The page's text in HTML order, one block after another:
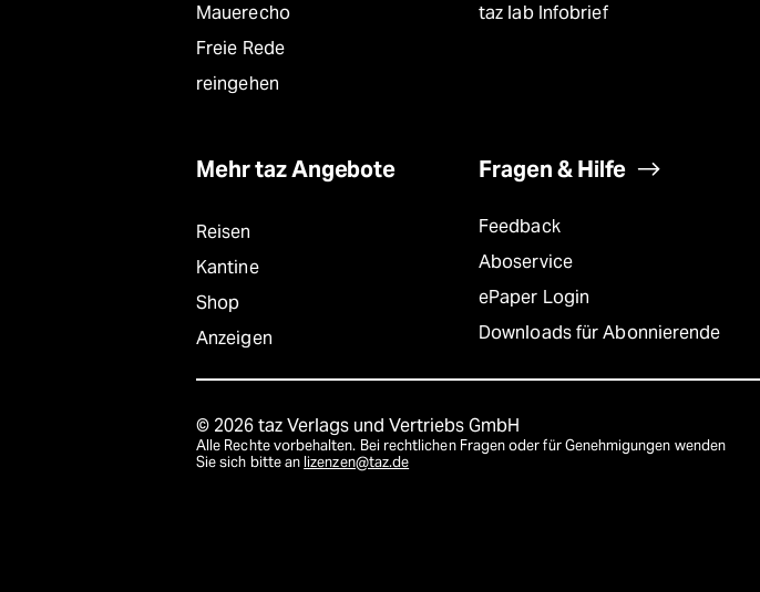
Mauerecho
Freie Rede
reingehen
taz lab Infobrief
Mehr taz Angebote
Reisen
Kantine
Shop
Anzeigen
Fragen & Hilfe
Feedback
Aboservice
ePaper Login
Downloads für Abonnierende
© 2026 taz Verlags und Vertriebs GmbH
Alle Rechte vorbehalten. Bei rechtlichen Fragen oder für Genehmigungen wenden
Sie sich bitte an lizenzen@taz.de